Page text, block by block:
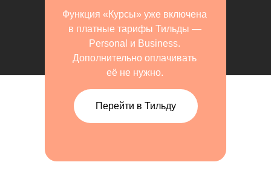
Функция «Курсы» уже включена
в платные тарифы Тильды —
Personal и Business.
Дополнительно оплачивать
её не нужно.
Перейти в Тильду